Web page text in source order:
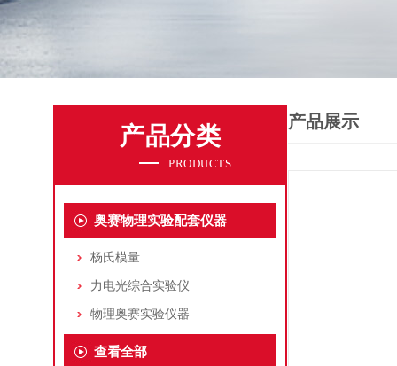
产品分类
PRODUCTS
奥赛物理实验配套仪器
杨氏模量
力电光综合实验仪
物理奥赛实验仪器
查看全部
产品展示